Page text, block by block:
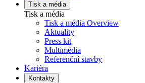
Tisk a média
Tisk a média
Tisk a média Overview
Aktuality
Press kit
Multimédia
Referenční stavby
Kariéra
Kontakty